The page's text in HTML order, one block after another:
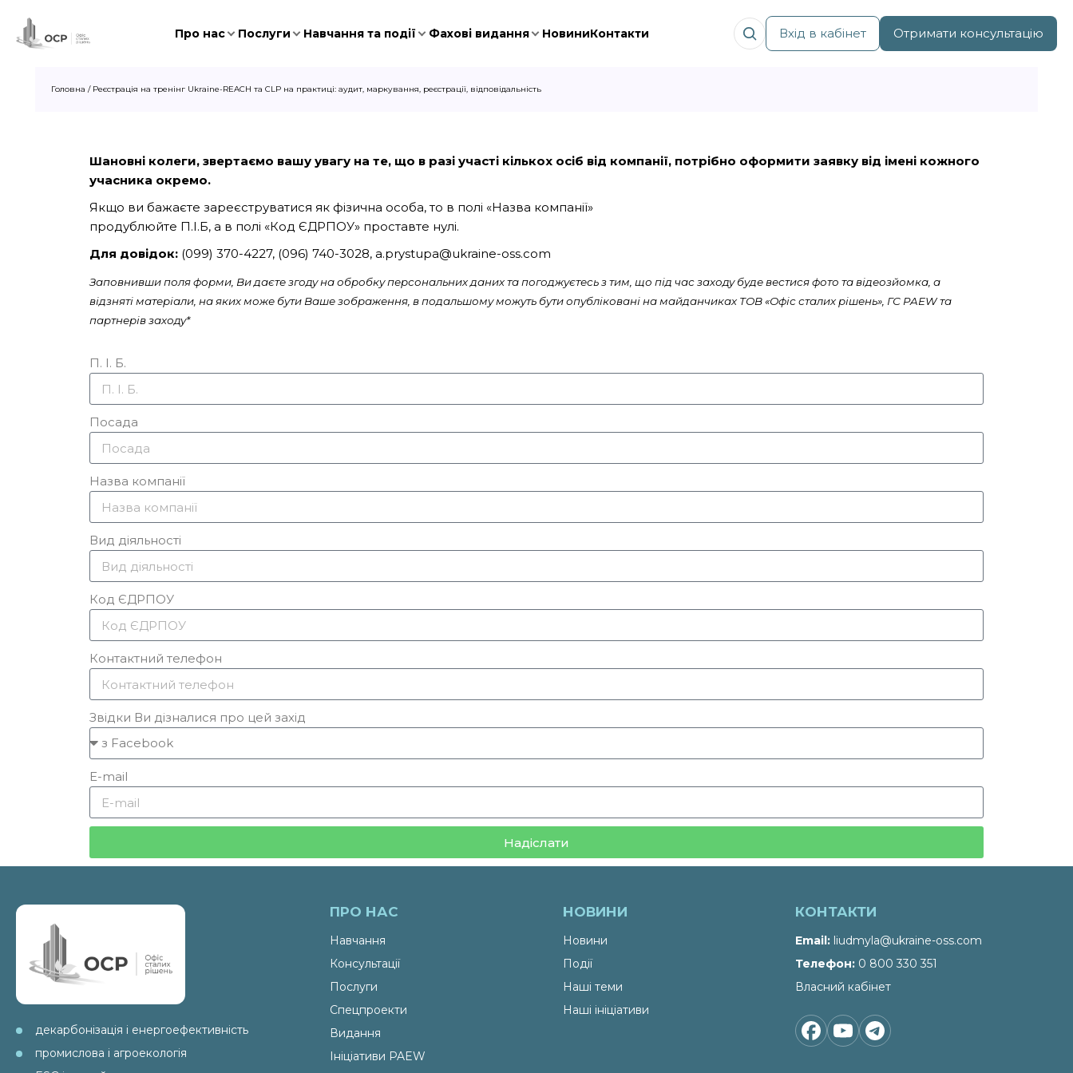
Про нас Послуги Навчання та події Фахові видання НовиниКонтакти Вхід в кабінет Отримати консультацію
Головна / Реєстрація на тренінг Ukraine-REACH та CLP на практиці: аудит, маркування, реєстрації, відповідальність
Шановні колеги, звертаємо вашу увагу на те, що в разі участі кількох осіб від компанії, потрібно оформити заявку від імені кожного
учасника окремо.
Якщо ви бажаєте зареєструватися як фізична особа, то в полі «Назва компанії»
продублюйте П.І.Б, а в полі «Код ЄДРПОУ» проставте нулі.
Для довідок: (099) 370-4227, (096) 740-3028, a.prystupa@ukraine-oss.com
Заповнивши поля форми, Ви даєте згоду на обробку персональних даних та погоджуєтесь з тим, що під час заходу буде вестися фото та відеозйомка, а
відзняті матеріали, на яких може бути Ваше зображення, в подальшому можуть бути опубліковані на майданчиках ТОВ «Офіс сталих рішень», ГС PAEW та
партнерів заходу*
П. І. Б.
Посада
Назва компанії
Вид діяльності
Код ЄДРПОУ
Контактний телефон
Звідки Ви дізналися про цей захід
E-mail
Надіслати
декарбонізація і енергоефективність
промислова і агроекологія
ПРО НАС
Навчання
Консультації
Послуги
Спецпроекти
Видання
Ініціативи PAEW
НОВИНИ
Новини
Події
Наші теми
Наші ініціативи
КОНТАКТИ
Email liudmyla@ukraine-oss.com
Телефон 0 800 330 351
Власний кабінет